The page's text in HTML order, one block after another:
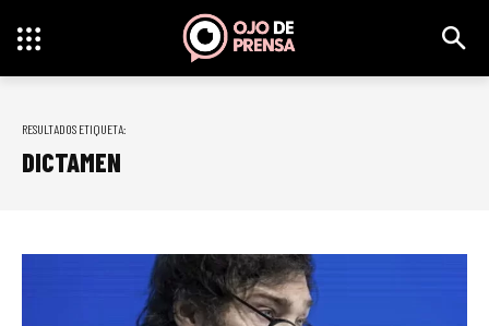
RESULTADOS ETIQUETA:
DICTAMEN